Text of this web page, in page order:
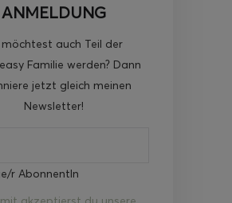
ANMELDUNG
möchtest auch Teil der
Familie werden? Dann
jetzt gleich meinen
Newsletter!
r AbonnentIn